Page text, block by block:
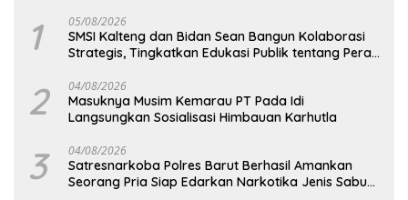
1 05/08/2026
SMSI Kalteng dan Bidan Sean Bangun Kolaborasi
Strategis, Tingkatkan Edukasi Publik tentang Peran
2 04/08/2026
Masuknya Musim Kemarau PT Pada Idi
Langsungkan Sosialisasi Himbauan Karhutla
3 04/08/2026
Satresnarkoba Polres Barut Berhasil Amankan
Seorang Pria Siap Edarkan Narkotika Jenis Sabu